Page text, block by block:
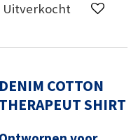
Uitverkocht
DENIM COTTON
THERAPEUT SHIRT